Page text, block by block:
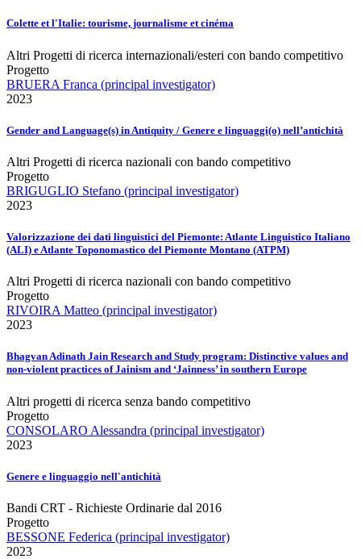
Colette et l'Italie: tourisme, journalisme et cinéma
Altri Progetti di ricerca internazionali/esteri con bando competitivo
Progetto
BRUERA Franca (principal investigator)
2023
Gender and Language(s) in Antiquity / Genere e linguaggi(o) nell’antichità
Altri Progetti di ricerca nazionali con bando competitivo
Progetto
BRIGUGLIO Stefano (principal investigator)
2023
Valorizzazione dei dati linguistici del Piemonte: Atlante Linguistico Italiano
(ALI) e Atlante Toponomastico del Piemonte Montano (ATPM)
Altri Progetti di ricerca nazionali con bando competitivo
Progetto
RIVOIRA Matteo (principal investigator)
2023
Bhagvan Adinath Jain Research and Study program: Distinctive values and
non-violent practices of Jainism and ‘Jainness’ in southern Europe
Altri progetti di ricerca senza bando competitivo
Progetto
CONSOLARO Alessandra (principal investigator)
2023
Genere e linguaggio nell'antichità
Bandi CRT - Richieste Ordinarie dal 2016
Progetto
BESSONE Federica (principal investigator)
2023